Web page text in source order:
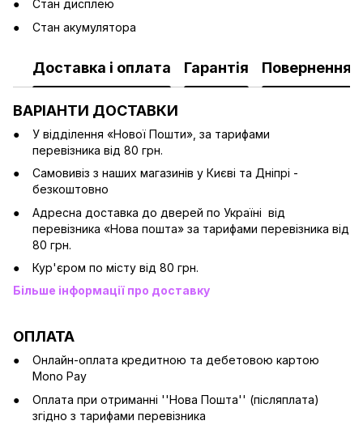
Стан дисплею
Стан акумулятора
Доставка і оплата Гарантія Повернення
ВАРІАНТИ ДОСТАВКИ
У відділення «Нової Пошти», за тарифами
перевізника від 80 грн.
Cамовивіз з наших магазинів у Києві та Дніпрі -
безкоштовно
Адресна доставка до дверей по Україні від
перевізника «Нова пошта» за тарифами перевізника від
80 грн.
Кур'єром по місту від 80 грн.
Більше інформації про доставку
ОПЛАТА
Онлайн-оплата кредитною та дебетовою картою
Mono Pay
Оплата при отриманні ''Нова Пошта'' (післяплата)
згідно з тарифами перевізника